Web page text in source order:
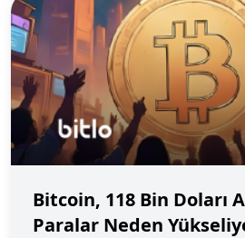
Bitcoin, 118 Bin Doları
Paralar Neden